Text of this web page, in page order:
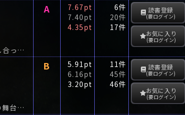
ロンドンに住む花屋の店員アルマは、妻ある歯科医ウォルターとひそかに愛し合っていた。
A
7.67pt
7.40pt
4.35pt
6件
20件
17件
読書登録
(要ログイン)
お気に入り
(要ログイン)
天才建築家・十文字和臣の突然の死から半年が過ぎ、未亡人の意向により死の舞台となった異形の別荘に再び事件関係者が集められたとき、新たに連続殺人が勃発する。
B
5.91pt
6.16pt
3.20pt
11件
45件
46件
読書登録
(要ログイン)
お気に入り
(要ログイン)